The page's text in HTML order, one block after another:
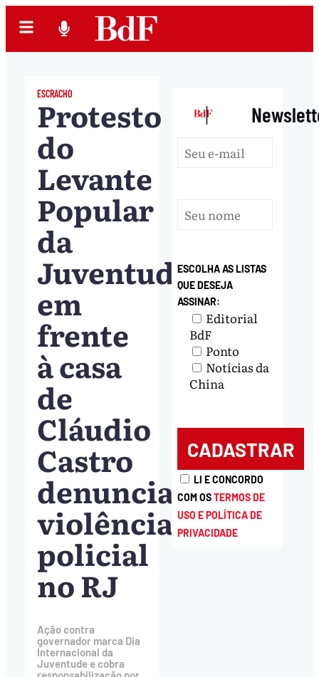
ESCRACHO
Protesto
do
Levante
Popular
da
Juventude
em
frente
à casa
de
Cláudio
Castro
denuncia
violência
policial
no RJ
Ação contra
governador marca Dia
Internacional da
Juventude e cobra
|
ESCOLHA AS LISTAS
QUE DESEJA
ASSINAR:
Editorial
BdF
Ponto
Notícias da
China
LI E CONCORDO
COM OSTERMOS DE
USO E POLÍTICA DE
PRIVACIDADE